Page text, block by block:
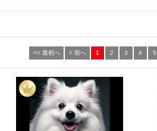
<< 最初へ < 前へ 1 2 3 4 5